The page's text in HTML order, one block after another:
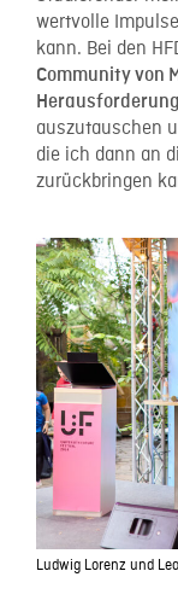
wertvolle
kann. Bei den
Community von
auszutauschen
die ich dann an
zurückbringen
Ludwig Lorenz und